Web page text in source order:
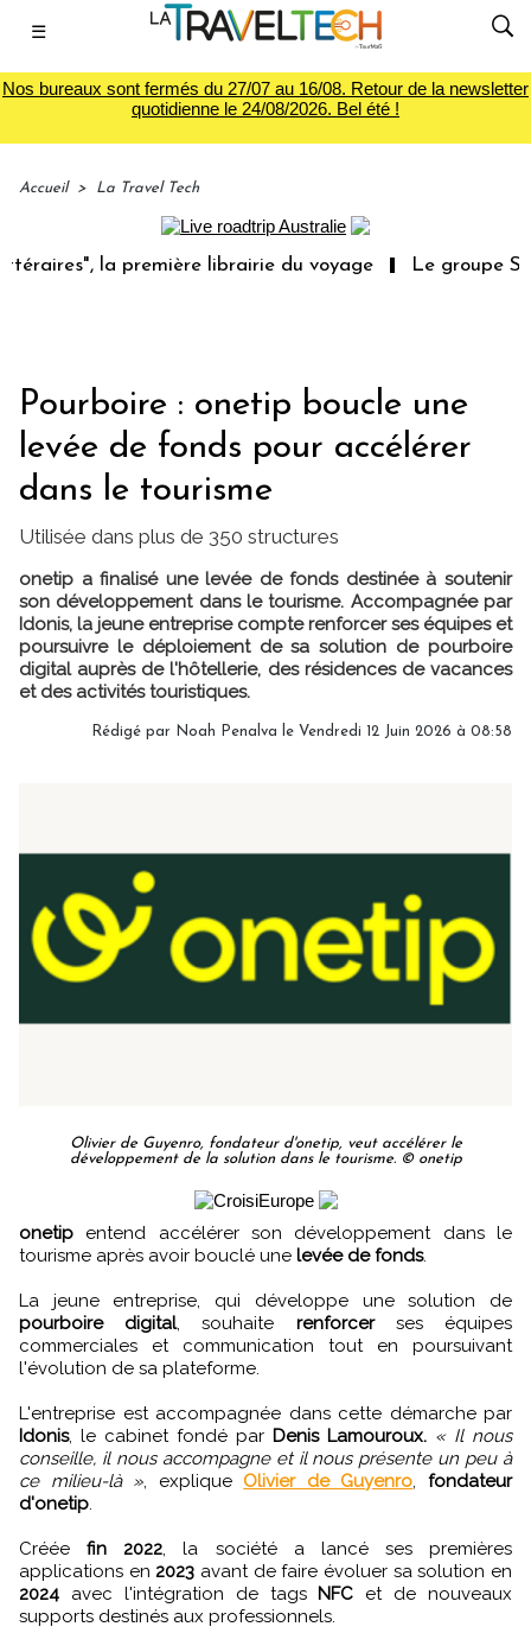
☰
Nos bureaux sont fermés du 27/07 au 16/08. Retour de la newsletter
quotidienne le 24/08/2026. Bel été !
Accueil > La Travel Tech
la première librairie du voyage Le groupe
Pourboire : onetip boucle une
levée de fonds pour accélérer
dans le tourisme
Utilisée dans plus de 350 structures
onetip a finalisé une levée de fonds destinée à soutenir
son développement dans le tourisme. Accompagnée par
Idonis, la jeune entreprise compte renforcer ses équipes et
poursuivre le déploiement de sa solution de pourboire
digital auprès de l'hôtellerie, des résidences de vacances
et des activités touristiques.
Rédigé par Noah Penalva le Vendredi 12 Juin 2026 à 08:58
Olivier de Guyenro, fondateur d'onetip, veut accélérer le
développement de la solution dans le tourisme. © onetip
onetip entend accélérer son développement dans le
tourisme après avoir bouclé une levée de fonds.
La jeune entreprise, qui développe une solution de
pourboire digital, souhaite renforcerses équipes
commerciales et communication tout en poursuivant
l'évolution de sa plateforme.
L'entreprise est accompagnée dans cette démarche par
Idonis, le cabinet fondé par Denis Lamouroux. « Il nous
conseille, il nous accompagne et il nous présente un peu à
ce milieu-là » , explique Olivier de Guyenro ,fondateur
d'onetip
Crééefin 2022 , la société a lancé ses premières
applications en 2023 avant de faire évoluer sa solution en
2024 avec l'intégration de tags NFC et de nouveaux
supports destinés aux professionnels.